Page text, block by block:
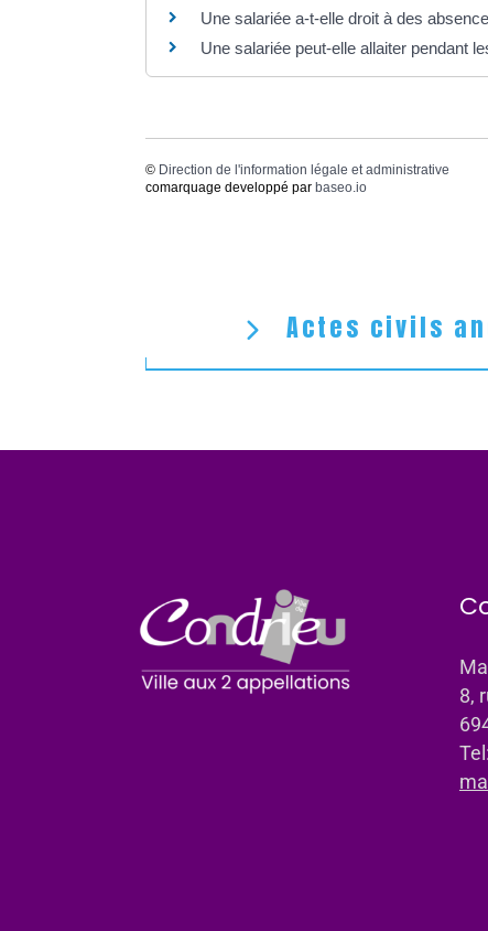
Une salariée a-t-elle droit à des
Une salariée peut-elle allaiter pendant
© Direction de l'information légale et administrative
comarquage developpé par baseo.io
Actes civils
8,